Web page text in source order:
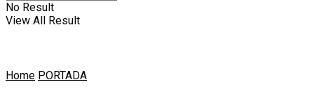
No Result
View All Result
Home PORTADA